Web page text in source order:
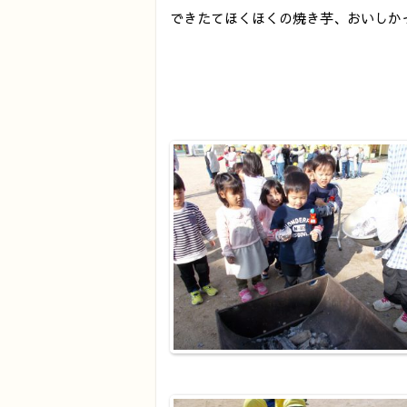
できたてほくほくの焼き芋、おいし